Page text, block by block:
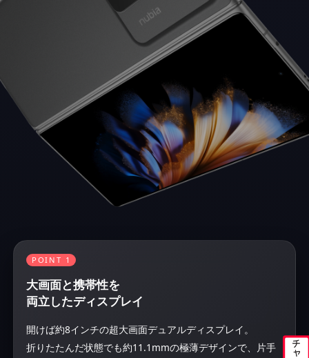
POINT 1
大画面と携帯性を
両立したディスプレイ
開けば約8インチの超大画面デュアルディスプレイ。
折りたたんだ状態でも約11.1mmの極薄デザインで、片手